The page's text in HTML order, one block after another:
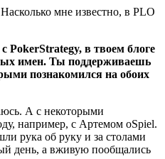
мне известно, в PLO
PokerStrategy, в твоем блоге
имен. Ты поддерживаешь
познакомился на обоих
А с некоторыми
например, с Артемом oSpiel.
рука об руку и за столами
день, а вживую пообщались